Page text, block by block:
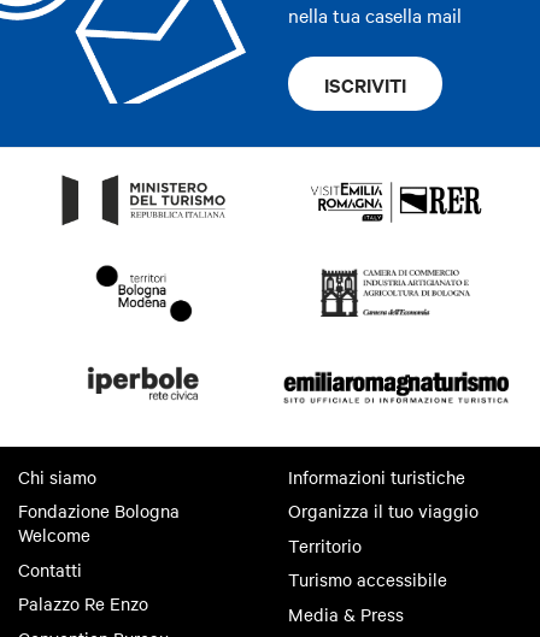
nella tua casella mail
ISCRIVITI
Chi siamo
Fondazione Bologna
Welcome
Contatti
Palazzo Re Enzo
Informazioni turistiche
Organizza il tuo viaggio
Territorio
Turismo accessibile
Media & Press